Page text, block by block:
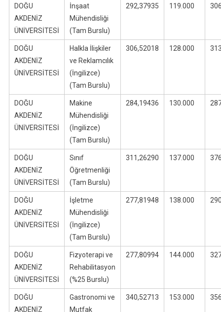
DOĞU
AKDENİZ
ÜNİVERSİTESİ
İnşaat
Mühendisliği
(Tam Burslu)
292,37935 119.000
DOĞU
AKDENİZ
ÜNİVERSİTESİ
Halkla İlişkiler
ve Reklamcılık
(İngilizce)
(Tam Burslu)
306,52018 128.000
DOĞU
AKDENİZ
ÜNİVERSİTESİ
Makine
Mühendisliği
(İngilizce)
(Tam Burslu)
284,19436 130.000
DOĞU
AKDENİZ
ÜNİVERSİTESİ
Sınıf
Öğretmenliği
(Tam Burslu)
311,26290 137.000
DOĞU
AKDENİZ
ÜNİVERSİTESİ
İşletme
Mühendisliği
(İngilizce)
(Tam Burslu)
277,81948 138.000
DOĞU
AKDENİZ
ÜNİVERSİTESİ
Fizyoterapi ve
Rehabilitasyon
(%25 Burslu)
277,80994 144.000
DOĞU
AKDENİZ
Gastronomi ve
Mutfak
340,52713 153.000